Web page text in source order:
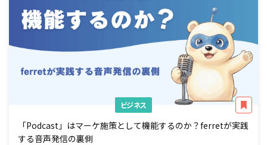
ビジネス
「Podcast」はマーケ施策として機能するのか？ferretが実践
する音声発信の裏側